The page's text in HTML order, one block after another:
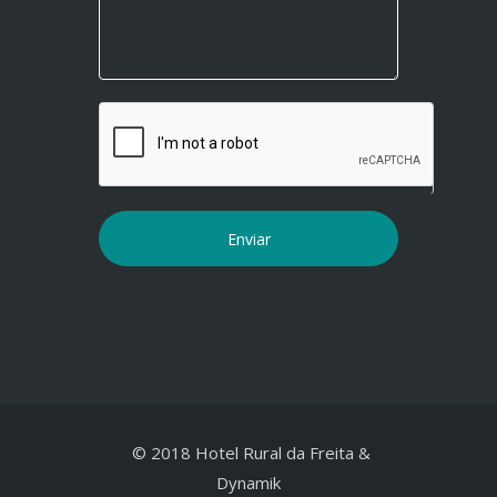
© 2018 Hotel Rural da Freita &
Dynamik